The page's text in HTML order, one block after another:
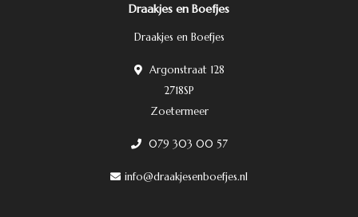
Draakjes en Boefjes
Draakjes en Boefjes
Argonstraat 128
2718SP
Zoetermeer
079 303 00 57
info@draakjesenboefjes.nl